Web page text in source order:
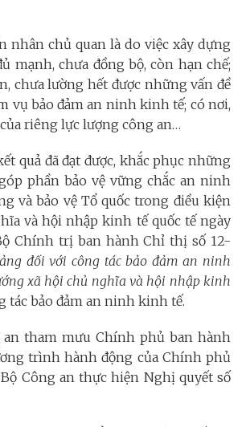
chủ quan là do việc xây dựng
mạnh, chưa đồng bộ, còn hạn chế;
chưa lường hết được những vấn đề
vụ bảo đảm an ninh kinh tế; có nơi,
riêng lực lượng công an…
quả đã đạt được, khắc phục những
phần bảo vệ vững chắc an ninh
và bảo vệ Tổ quốc trong điều kiện
và hội nhập kinh tế quốc tế ngày
Chính trị ban hành Chỉ thị số 12-
đối với công tác bảo đảm an ninh
xã hội chủ nghĩa và hội nhập kinh
tác bảo đảm an ninh kinh tế.
an tham mưu Chính phủ ban hành
trình hành động của Chính phủ
Công an thực hiện Nghị quyết số